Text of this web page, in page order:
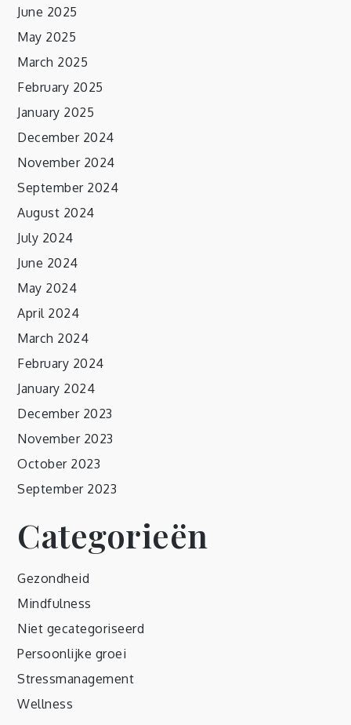
June 2025
May 2025
March 2025
February 2025
January 2025
December 2024
November 2024
September 2024
August 2024
July 2024
June 2024
May 2024
April 2024
March 2024
February 2024
January 2024
December 2023
November 2023
October 2023
September 2023
Categorieën
Gezondheid
Mindfulness
Niet gecategoriseerd
Persoonlijke groei
Stressmanagement
Wellness